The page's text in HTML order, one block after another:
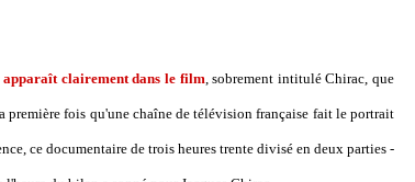
clairement dans le film, sobrement intitulé Chirac, que
fois qu'une chaîne de télévision française fait le portrait
ce documentaire de trois heures trente divisé en deux parties -